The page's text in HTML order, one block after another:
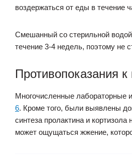
воздержаться от еды в течение
Смешанный со стерильной
течение 3-4 недель, поэтому не
Противопоказания
Многочисленные лабораторные
6. Кроме того, были выявлены
синтеза пролактина и
может ощущаться жжение,